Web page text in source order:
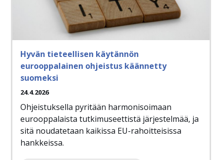
Hyvän tieteellisen käytännön
eurooppalainen ohjeistus käännetty
suomeksi
24.4.2026
Ohjeistuksella pyritään harmonisoimaan
eurooppalaista tutkimuseettistä järjestelmää, ja
sitä noudatetaan kaikissa EU-rahoitteisissa
hankkeissa.